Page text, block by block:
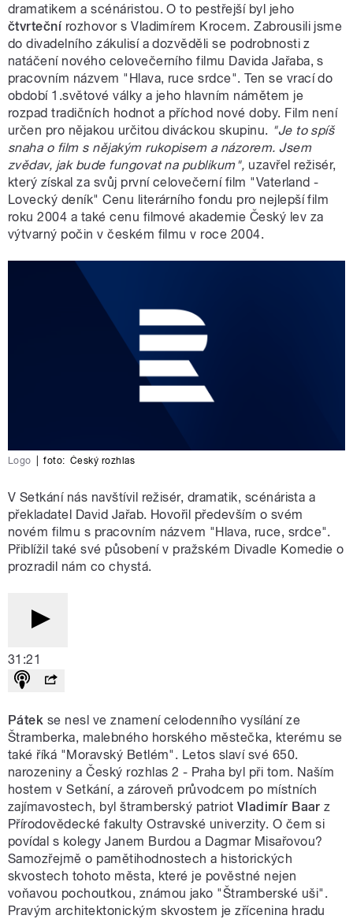
dramatikem a scénáristou. O to pestřejší byl jeho
čtvrtečnírozhovor s Vladimírem Krocem. Zabrousili jsme
do divadelního zákulisí a dozvěděli se podrobnosti z
natáčení nového celovečerního filmu Davida Jařaba, s
pracovním názvem "Hlava, ruce srdce". Ten se vrací do
období 1.světové války a jeho hlavním námětem je
rozpad tradičních hodnot a příchod nové doby. Film není
určen pro nějakou určitou diváckou skupinu. "Je to spíš
snaha o film s nějakým rukopisem a názorem. Jsem
zvědav, jak bude fungovat na publikum", uzavřel režisér,
který získal za svůj první celovečerní film "Vaterland -
Lovecký deník" Cenu literárního fondu pro nejlepší film
roku 2004 a také cenu filmové akademie Český lev za
výtvarný počin v českém filmu v roce 2004.
Logo foto: Český rozhlas
V Setkání nás navštívil režisér, dramatik, scénárista a
překladatel David Jařab. Hovořil především o svém
novém filmu s pracovním názvem "Hlava, ruce, srdce".
Přiblížil také své působení v pražském Divadle Komedie o
prozradil nám co chystá.
31:21
Pátek se nesl ve znamení celodenního vysílání ze
Štramberka, malebného horského městečka, kterému se
také říká "Moravský Betlém". Letos slaví své 650.
narozeniny a Český rozhlas 2 - Praha byl při tom. Naším
hostem v Setkání, a zároveň průvodcem po místních
zajímavostech, byl štramberský patriot Vladimír Baar z
Přírodovědecké fakulty Ostravské univerzity. O čem si
povídal s kolegy Janem Burdou a Dagmar Misařovou?
Samozřejmě o pamětihodnostech a historických
skvostech tohoto města, které je pověstné nejen
voňavou pochoutkou, známou jako "Štramberské uši".
Pravým architektonickým skvostem je zřícenina hradu